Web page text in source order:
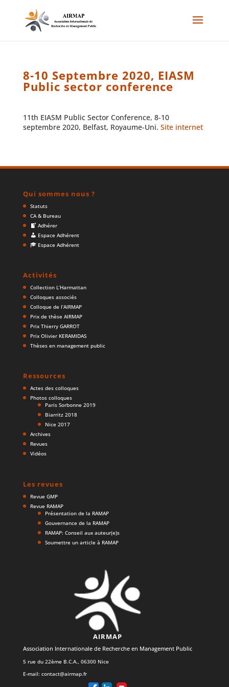
8-10 Septembre 2020, EIASM
Public sector conference
11th EIASM Public Sector Conference, 8-10
septembre 2020, Belfast, Royaume-Uni. Site internet
Qui sommes nous ?
Statuts
CA & Bureau
Adhérer
Espace Adhérent
Espace Adhérent
Activités
Collection L’Harmattan
Colloques associés
Colloque de l’AIRMAP
Prix de thèse AIRMAP
Prix Thierry GARROT
Prix Olivier KERAMIDAS
Thèses en management public
Ressources
Actes des colloques
Photos colloques
Paris Sorbonne 2019
Biarritz 2018
Nice 2017
Archives
Revues
Vidéos
Les revues
Revue GMP
Revue RAMAP
Présentation de la RAMAP
Gouvernance de la RAMAP
RAMAP: Conseil aux auteur(e)s
Soumettre un article à RAMAP
AIRMAP
Association Internationale de Recherche en Management Public
5 rue du 22ème B.C.A., 06300 Nice
E-mail: contact@airmap.fr